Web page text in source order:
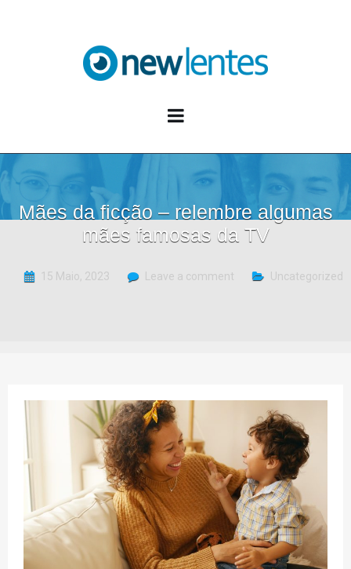
Mães da ficção – relembre algumas
mães famosas da TV
15 Maio, 2023 Leave a comment Uncategorized